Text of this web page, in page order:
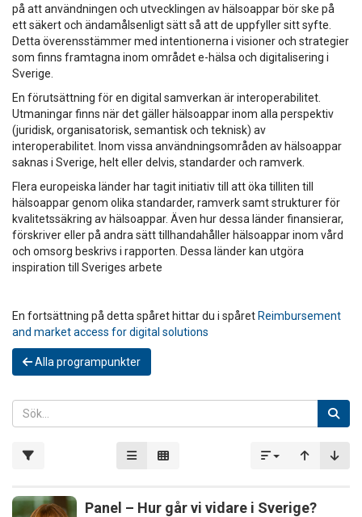
på att användningen och utvecklingen av hälsoappar bör ske på
ett säkert och ändamålsenligt sätt så att de uppfyller sitt syfte.
Detta överensstämmer med intentionerna i visioner och strategier
som finns framtagna inom området e-hälsa och digitalisering i
Sverige.
En förutsättning för en digital samverkan är interoperabilitet.
Utmaningar finns när det gäller hälsoappar inom alla perspektiv
(juridisk, organisatorisk, semantisk och teknisk) av
interoperabilitet. Inom vissa användningsområden av hälsoappar
saknas i Sverige, helt eller delvis, standarder och ramverk.
Flera europeiska länder har tagit initiativ till att öka tilliten till
hälsoappar genom olika standarder, ramverk samt strukturer för
kvalitetssäkring av hälsoappar. Även hur dessa länder finansierar,
förskriver eller på andra sätt tillhandahåller hälsoappar inom vård
och omsorg beskrivs i rapporten. Dessa länder kan utgöra
inspiration till Sveriges arbete
En fortsättning på detta spåret hittar du i spåret Reimbursement
and market access for digital solutions
Alla programpunkter
Panel – Hur går vi vidare i Sverige?